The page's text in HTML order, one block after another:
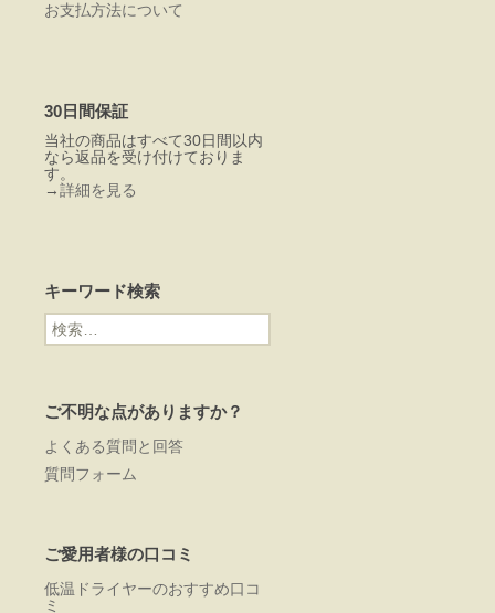
お支払方法について
30日間保証
当社の商品はすべて30日間以内
なら返品を受け付けておりま
す。
→詳細を見る
キーワード検索
検
索:
ご不明な点がありますか？
よくある質問と回答
質問フォーム
ご愛用者様の口コミ
低温ドライヤーのおすすめ口コ
ミ